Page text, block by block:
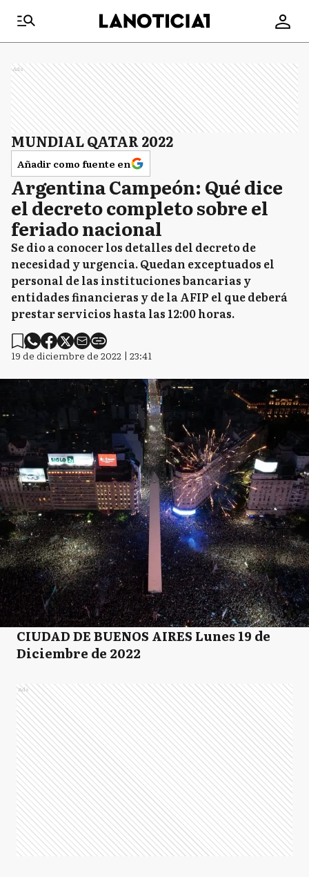
Ads
MUNDIAL QATAR 2022
Añadir como fuente en
Argentina Campeón: Qué dice
el decreto completo sobre el
feriado nacional
Se dio a conocer los detalles del decreto de
necesidad y urgencia. Quedan exceptuados el
personal de las instituciones bancarias y
entidades financieras y de la AFIP el que deberá
prestar servicios hasta las 12:00 horas.
19 de diciembre de 2022 | 23:41
CIUDAD DE BUENOS AIRES Lunes 19 de
Diciembre de 2022
Ads